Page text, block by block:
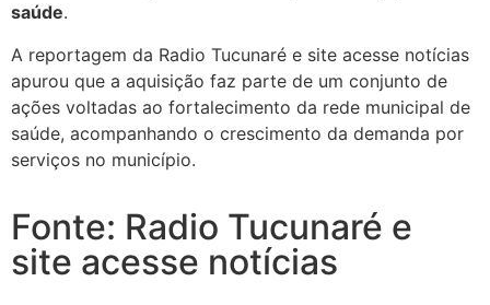
saúde.
A reportagem da Radio Tucunaré e site acesse notícias
apurou que a aquisição faz parte de um conjunto de
ações voltadas ao fortalecimento da rede municipal de
saúde, acompanhando o crescimento da demanda por
serviços no município.
Fonte: Radio Tucunaré e
site acesse notícias